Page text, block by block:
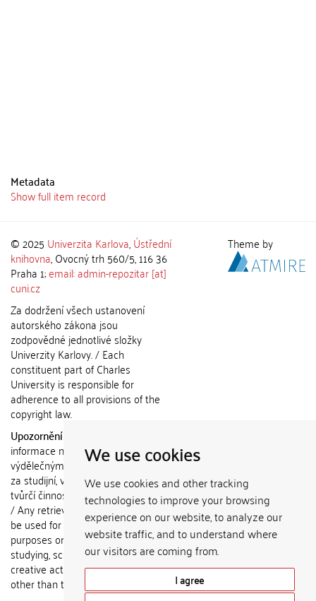
We use cookies
We use cookies and other tracking
technologies to improve your browsing
experience on our website, to analyze our
website traffic, and to understand where
our visitors are coming from.
I agree
Metadata
Show full item record
© 2025 Univerzita Karlova,Ústřední
knihovna, Ovocný trh 560/5, 116 36
Praha 1;email: admin-repozitar [at]
cuni.cz
Za dodržení všech ustanovení
autorského zákona jsou
zodpovědné jednotlivé složky
Univerzity Karlovy. / Each
constituent part of Charles
University is responsible for
adherence to all provisions of the
copyright law.
Upozornění / Notice:
informace nemohou být použity k
výdělečným účelům nebo vydávány
za studijní, vědeckou nebo jinou
tvůrčí činnost jiné osoby než autora.
/ Any retrieved information shall not
be used for any commercial
purposes or claimed as results of
studying, scientific or any other
creative activities of any person
other than the author.
Theme by